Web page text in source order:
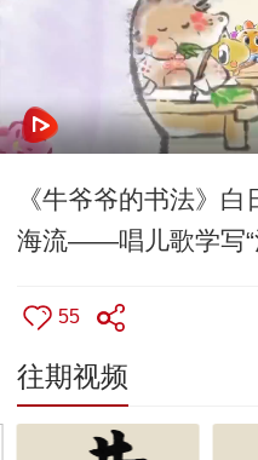
《牛爷爷的书法》白
海流——唱儿歌学写“
55
往期视频